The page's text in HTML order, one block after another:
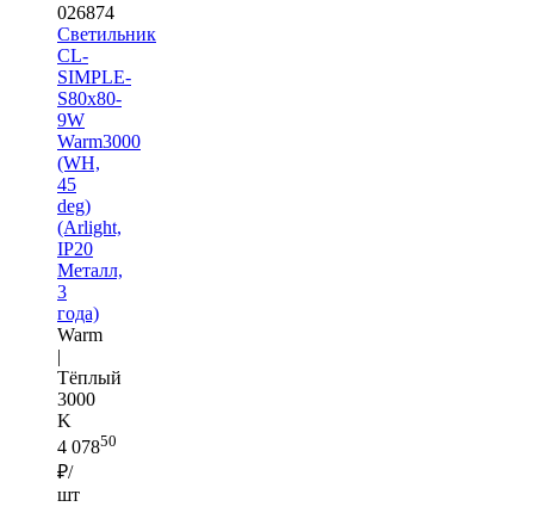
026874
Светильник
CL-
SIMPLE-
S80x80-
9W
Warm3000
(WH,
45
deg)
(Arlight,
IP20
Металл,
3
года)
Warm
|
Тёплый
3000
K
4 07850
₽/
шт